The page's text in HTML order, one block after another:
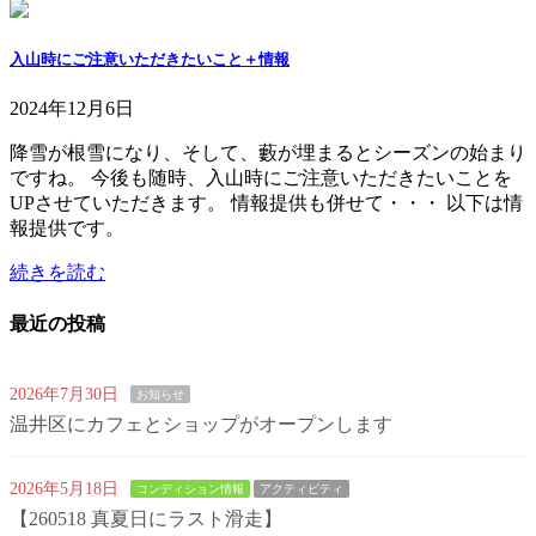
入山時にご注意いただきたいこと＋情報
2024年12月6日
降雪が根雪になり、そして、藪が埋まるとシーズンの始まり
ですね。 今後も随時、入山時にご注意いただきたいことを
UPさせていただきます。 情報提供も併せて・・・ 以下は情
報提供です。
続きを読む
最近の投稿
2026年7月30日 お知らせ
温井区にカフェとショップがオープンします
2026年5月18日 コンディション情報 アクティビティ
【260518 真夏日にラスト滑走】